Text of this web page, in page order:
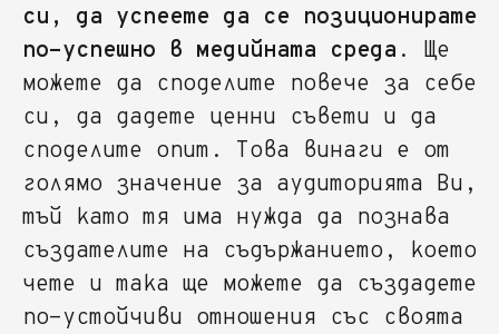
си, да успеете да се позиционирате
по-успешно в медийната среда . Ще
можете да споделите повече за себе
си, да дадете ценни съвети и да
споделите опит. Това винаги е от
голямо значение за аудиторията Ви,
тъй като тя има нужда да познава
създателите на съдържанието, което
чете и така ще можете да създадете
по-устойчиви отношения със своята